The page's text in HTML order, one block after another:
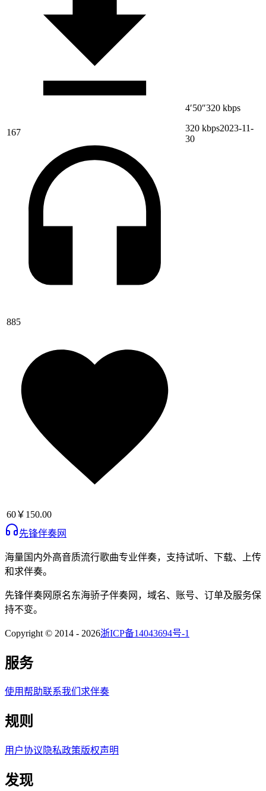
167
885
60￥150.00
4′50″320 kbps
320 kbps2023-11-
30
先锋伴奏网
海量国内外高音质流行歌曲专业伴奏，支持试听、下载、上传
和求伴奏。
先锋伴奏网 原名东海骄子伴奏网 ，域名、账号、订单及服务保
持不变。
Copyright © 2014 - 2026浙ICP备14043694号-1
服务
使用帮助联系我们 求伴奏
规则
用户协议 隐私政策版权声明
发现